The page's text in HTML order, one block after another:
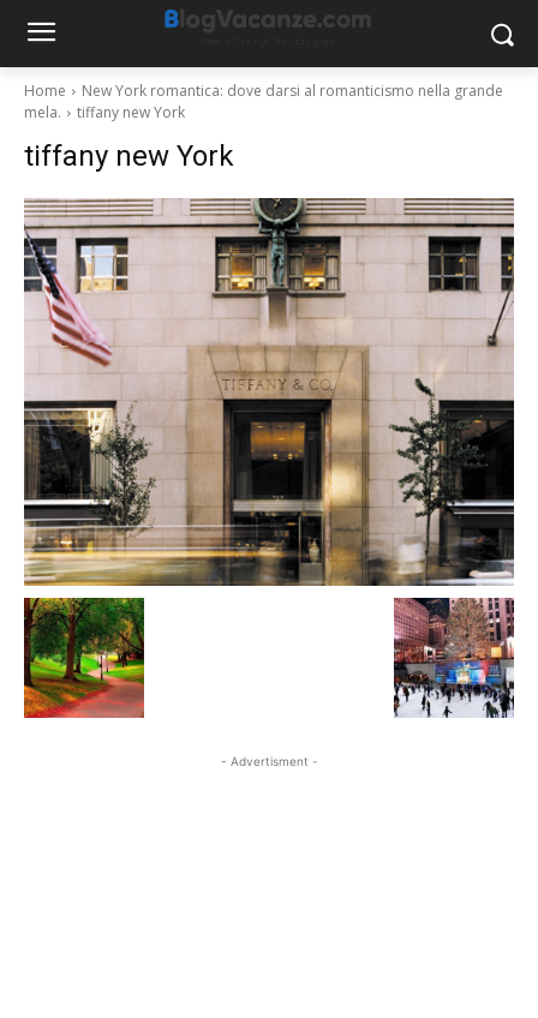
Home
New York romantica: dove darsi al romanticismo nella grande
mela.
tiffany new York
tiffany new York
- Advertisment -